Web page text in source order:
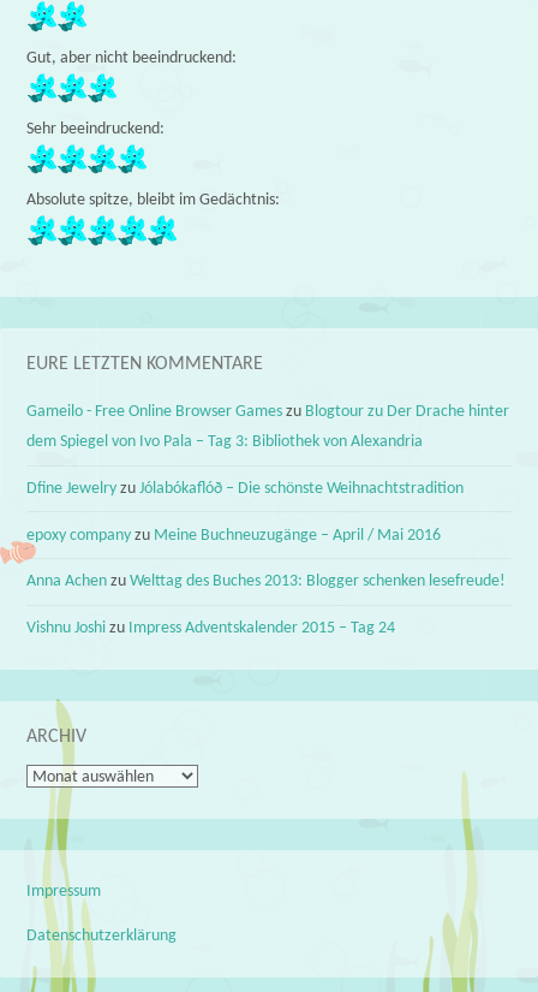
Gut, aber nicht beeindruckend:
Sehr beeindruckend:
Absolute spitze, bleibt im Gedächtnis:
EURE LETZTEN KOMMENTARE
Gameilo - Free Online Browser Games zu Blogtour zu Der Drache hinter
dem Spiegel von Ivo Pala – Tag 3: Bibliothek von Alexandria
Dfine Jewelry zuJólabókaflóð – Die schönste Weihnachtstradition
epoxy company zu Meine Buchneuzugänge – April / Mai 2016
Anna Achen zuWelttag des Buches 2013: Blogger schenken lesefreude!
Vishnu Joshi zu Impress Adventskalender 2015 – Tag 24
ARCHIV
Archiv
Impressum
Datenschutzerklärung